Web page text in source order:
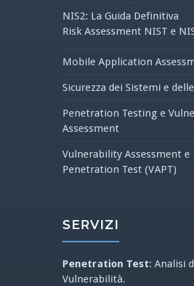
NIS2: La Guida Definitiva
Risk Assessment NIST e
Mobile Application
Sicurezza dei Sistemi e
Penetration Testing e
Assessment
Vulnerability Assessment e
Penetration Test (VAPT)
SERVIZI
Penetration Test: Analisi
Vulnerabilità.